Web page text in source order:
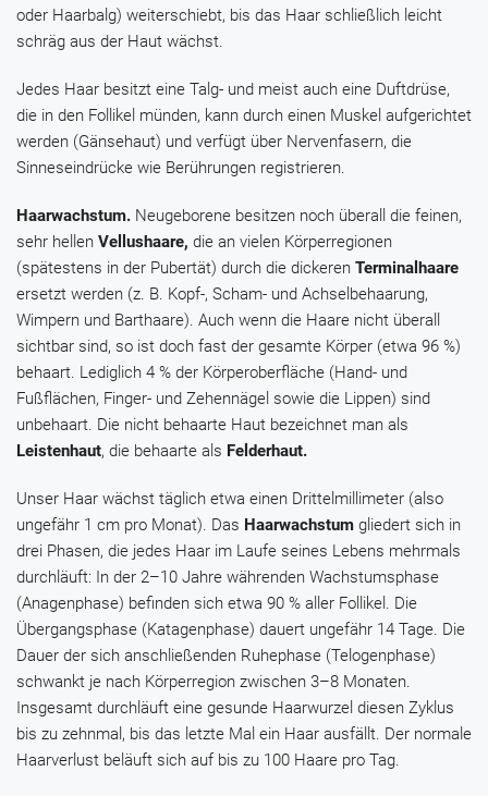
oder Haarbalg) weiterschiebt, bis das Haar schließlich leicht
schräg aus der Haut wächst.
Jedes Haar besitzt eine Talg- und meist auch eine Duftdrüse,
die in den Follikel münden, kann durch einen Muskel aufgerichtet
werden (Gänsehaut) und verfügt über Nervenfasern, die
Sinneseindrücke wie Berührungen registrieren.
Haarwachstum. Neugeborene besitzen noch überall die feinen,
sehr hellen Vellushaare, die an vielen Körperregionen
(spätestens in der Pubertät) durch die dickeren Terminalhaare
ersetzt werden (z. B. Kopf-, Scham- und Achselbehaarung,
Wimpern und Barthaare). Auch wenn die Haare nicht überall
sichtbar sind, so ist doch fast der gesamte Körper (etwa 96 %)
behaart. Lediglich 4 % der Körperoberfläche (Hand- und
Fußflächen, Finger- und Zehennägel sowie die Lippen) sind
unbehaart. Die nicht behaarte Haut bezeichnet man als
Leistenhaut, die behaarte als Felderhaut.
Unser Haar wächst täglich etwa einen Drittelmillimeter (also
ungefähr 1 cm pro Monat). Das Haarwachstum gliedert sich in
drei Phasen, die jedes Haar im Laufe seines Lebens mehrmals
durchläuft: In der 2–10 Jahre währenden Wachstumsphase
(Anagenphase) befinden sich etwa 90 % aller Follikel. Die
Übergangsphase (Katagenphase) dauert ungefähr 14 Tage. Die
Dauer der sich anschließenden Ruhephase (Telogenphase)
schwankt je nach Körperregion zwischen 3–8 Monaten.
Insgesamt durchläuft eine gesunde Haarwurzel diesen Zyklus
bis zu zehnmal, bis das letzte Mal ein Haar ausfällt. Der normale
Haarverlust beläuft sich auf bis zu 100 Haare pro Tag.